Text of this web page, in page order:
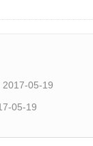
2017-05-19
05-19